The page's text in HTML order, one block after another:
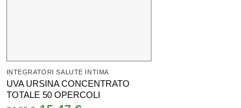
INTEGRATORI SALUTE INTIMA
UVA URSINA CONCENTRATO
TOTALE 50 OPERCOLI